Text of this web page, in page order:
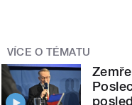
VÍCE O TÉMATU